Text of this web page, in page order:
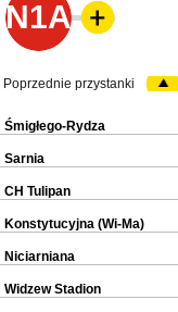
N1A
Poprzednie przystanki
Śmigłego-Rydza
Sarnia
CH Tulipan
Konstytucyjna (Wi-Ma)
Niciarniana
Widzew Stadion